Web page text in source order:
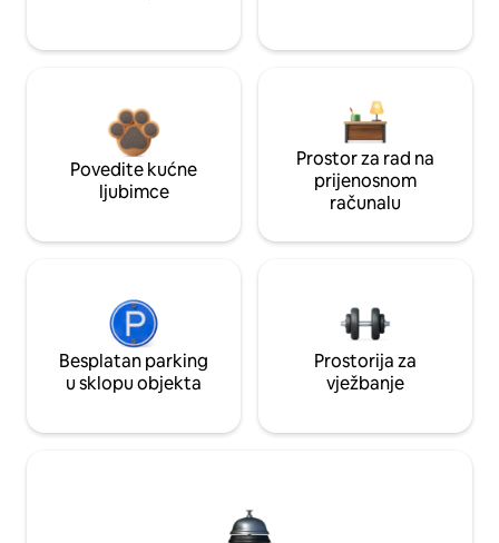
Povedite kućne
ljubimce
Prostor za rad na
prijenosnom
računalu
Besplatan parking
u sklopu objekta
Prostorija za
vježbanje